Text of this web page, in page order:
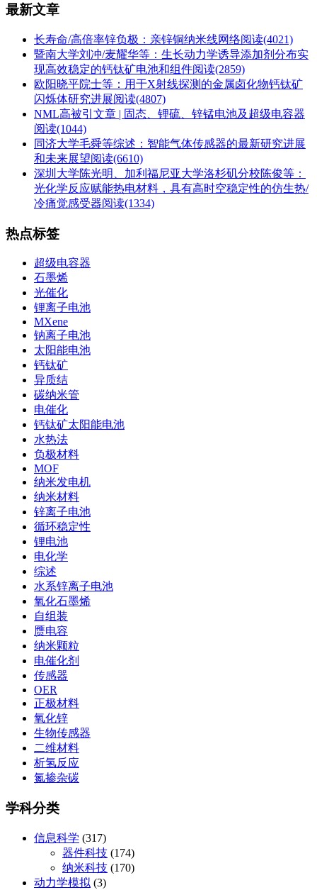
最新文章
长寿命/高倍率锌负极：亲锌铜纳米线网络阅读(4021)
暨南大学刘冲/麦耀华等：生长动力学诱导添加剂分布实
现高效稳定的钙钛矿电池和组件阅读(2859)
欧阳晓平院士等：用于X射线探测的金属卤化物钙钛矿
闪烁体研究进展阅读(4807)
NML高被引文章 | 固态、锂硫、锌锰电池及超级电容器
阅读(1044)
同济大学毛舜等综述：智能气体传感器的最新研究进展
和未来展望阅读(6610)
深圳大学陈光明、加利福尼亚大学洛杉矶分校陈俊等：
光化学反应赋能热电材料，具有高时空稳定性的仿生热/
冷痛觉感受器阅读(1334)
热点标签
超级电容器
石墨烯
光催化
锂离子电池
MXene
钠离子电池
太阳能电池
钙钛矿
异质结
碳纳米管
电催化
钙钛矿太阳能电池
水热法
负极材料
MOF
纳米发电机
纳米材料
锌离子电池
循环稳定性
锂电池
电化学
综述
水系锌离子电池
氧化石墨烯
自组装
赝电容
纳米颗粒
电催化剂
传感器
OER
正极材料
氧化锌
生物传感器
二维材料
析氢反应
氮掺杂碳
学科分类
信息科学 (317)
器件科技 (174)
纳米科技 (170)
动力学模拟 (3)